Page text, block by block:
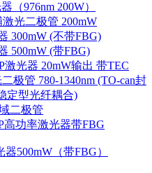
（976nm 200W）
光二极管 200mW
300mW (不带FBG)
500mW (带FBG)
激光器 20mW输出 带TEC
极管 780-1340nm (TO-can封
定型光纤耦合)
二极管
高功率激光器带FBG
500mW（带FBG）